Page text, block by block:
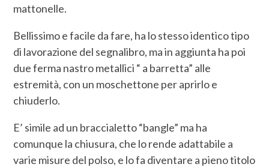
mattonelle.
Bellissimo e facile da fare, ha lo stesso identico tipo
di lavorazione del segnalibro, ma in aggiunta ha poi
due ferma nastro metallici “ a barretta” alle
estremità, con un moschettone per aprirlo e
chiuderlo.
E’ simile ad un braccialetto “bangle” ma ha
comunque la chiusura, che lo rende adattabile a
varie misure del polso, e lo fa diventare a pieno titolo